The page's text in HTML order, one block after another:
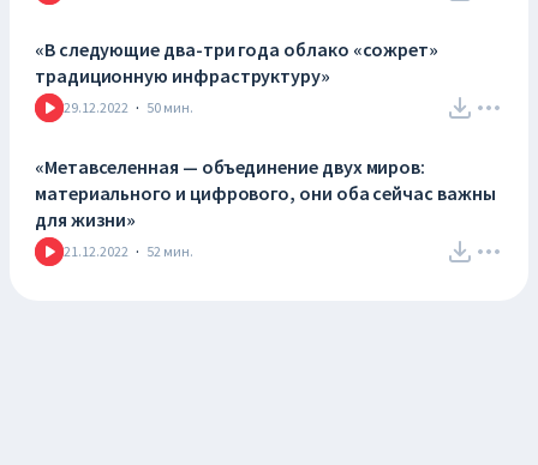
«В следующие два-три года облако «сожрет»
традиционную инфраструктуру»
29.12.2022 · 50 мин.
«Метавселенная — объединение двух миров:
материального и цифрового, они оба сейчас важны
для жизни»
21.12.2022 · 52 мин.